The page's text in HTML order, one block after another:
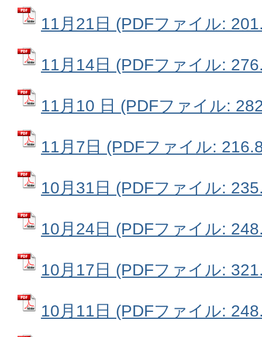
11月21日 (PDFファイル:
11月14日 (PDFファイル:
11月10 日 (PDFファイル:
11月7日 (PDFファイル:
10月31日 (PDFファイル:
10月24日 (PDFファイル:
10月17日 (PDFファイル:
10月11日 (PDFファイル: